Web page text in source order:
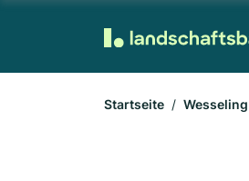
Startseite Wesseling